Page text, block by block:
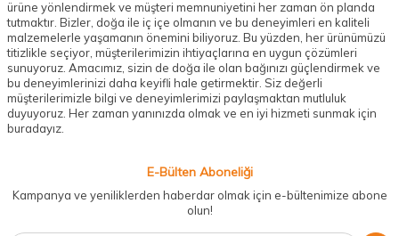
ürüne yönlendirmek ve müşteri memnuniyetini her zaman ön planda
tutmaktır. Bizler, doğa ile iç içe olmanın ve bu deneyimleri en kaliteli
malzemelerle yaşamanın önemini biliyoruz. Bu yüzden, her ürünümüzü
titizlikle seçiyor, müşterilerimizin ihtiyaçlarına en uygun çözümleri
sunuyoruz. Amacımız, sizin de doğa ile olan bağınızı güçlendirmek ve
bu deneyimlerinizi daha keyifli hale getirmektir. Siz değerli
müşterilerimizle bilgi ve deneyimlerimizi paylaşmaktan mutluluk
duyuyoruz. Her zaman yanınızda olmak ve en iyi hizmeti sunmak için
buradayız.
E-Bülten Aboneliği
Kampanya ve yeniliklerden haberdar olmak için e-bültenimize abone
olun!